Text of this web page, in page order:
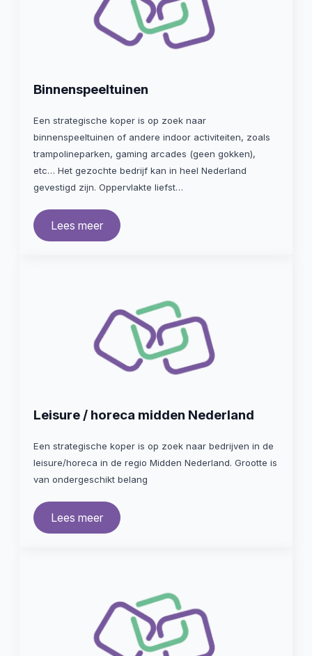
Binnenspeeltuinen
Een strategische koper is op zoek naar
binnenspeeltuinen of andere indoor activiteiten, zoals
trampolineparken, gaming arcades (geen gokken),
etc… Het gezochte bedrijf kan in heel Nederland
gevestigd zijn. Oppervlakte liefst…
Lees meer
Leisure / horeca midden Nederland
Een strategische koper is op zoek naar bedrijven in de
leisure/horeca in de regio Midden Nederland. Grootte is
van ondergeschikt belang
Lees meer